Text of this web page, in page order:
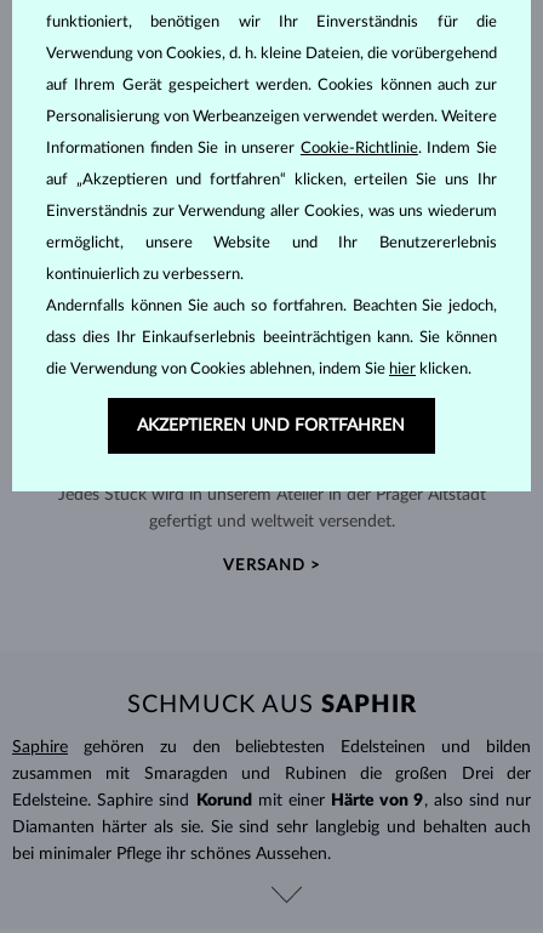
HANDGEFERTIGT IN PRAG
Jedes Stück wird in unserem Atelier in der Prager Altstadt
gefertigt und weltweit versendet.
VERSAND >
SCHMUCK AUS SAPHIR
Saphire gehören zu den beliebtesten Edelsteinen und bilden
zusammen mit Smaragden und Rubinen die großen Drei der
Edelsteine. Saphire sind
Korund mit einer Härte von 9, also sind nur
Diamanten härter als sie. Sie sind sehr langlebig und behalten auch
bei minimaler Pflege ihr schönes Aussehen.
funktioniert, benötigen wir Ihr Einverständnis für die
Verwendung von Cookies, d. h. kleine Dateien, die vorübergehend
auf Ihrem Gerät gespeichert werden. Cookies können auch zur
Personalisierung von Werbeanzeigen verwendet werden. Weitere
Informationen finden Sie in unserer Cookie-Richtlinie. Indem Sie
auf „Akzeptieren und fortfahren“ klicken, erteilen Sie uns Ihr
Einverständnis zur Verwendung aller Cookies, was uns wiederum
ermöglicht, unsere Website und Ihr Benutzererlebnis
kontinuierlich zu verbessern.
Andernfalls können Sie auch so fortfahren. Beachten Sie jedoch,
dass dies Ihr Einkaufserlebnis beeinträchtigen kann. Sie können
die Verwendung von Cookies ablehnen, indem Sie hier klicken.
AKZEPTIEREN UND FORTFAHREN